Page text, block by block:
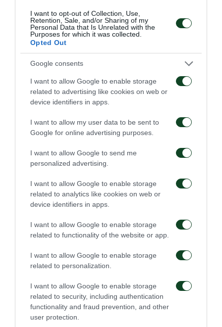
I want to opt-out of Collection, Use,
Retention, Sale, and/or Sharing of my
Personal Data that Is Unrelated with the
Purposes for which it was collected.
Opted Out
Google consents
I want to allow Google to enable storage
related to advertising like cookies on web or
device identifiers in apps.
I want to allow my user data to be sent to
Google for online advertising purposes.
I want to allow Google to send me
personalized advertising.
I want to allow Google to enable storage
related to analytics like cookies on web or
device identifiers in apps.
I want to allow Google to enable storage
related to functionality of the website or app.
I want to allow Google to enable storage
related to personalization.
I want to allow Google to enable storage
related to security, including authentication
functionality and fraud prevention, and other
user protection.